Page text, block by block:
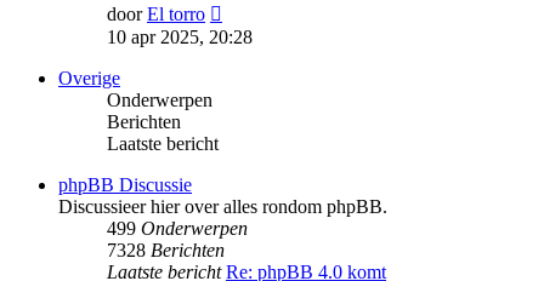
doorEl torro
laatste
10 apr 2025, 20:28
Overige
Onderwerpen
Berichten
Laatste bericht
phpBB Discussie
Discussieer hier over alles rondom phpBB.
499 Onderwerpen
7328 Berichten
Laatste bericht Re: phpBB 4.0 komt